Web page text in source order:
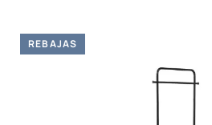
REBAJAS